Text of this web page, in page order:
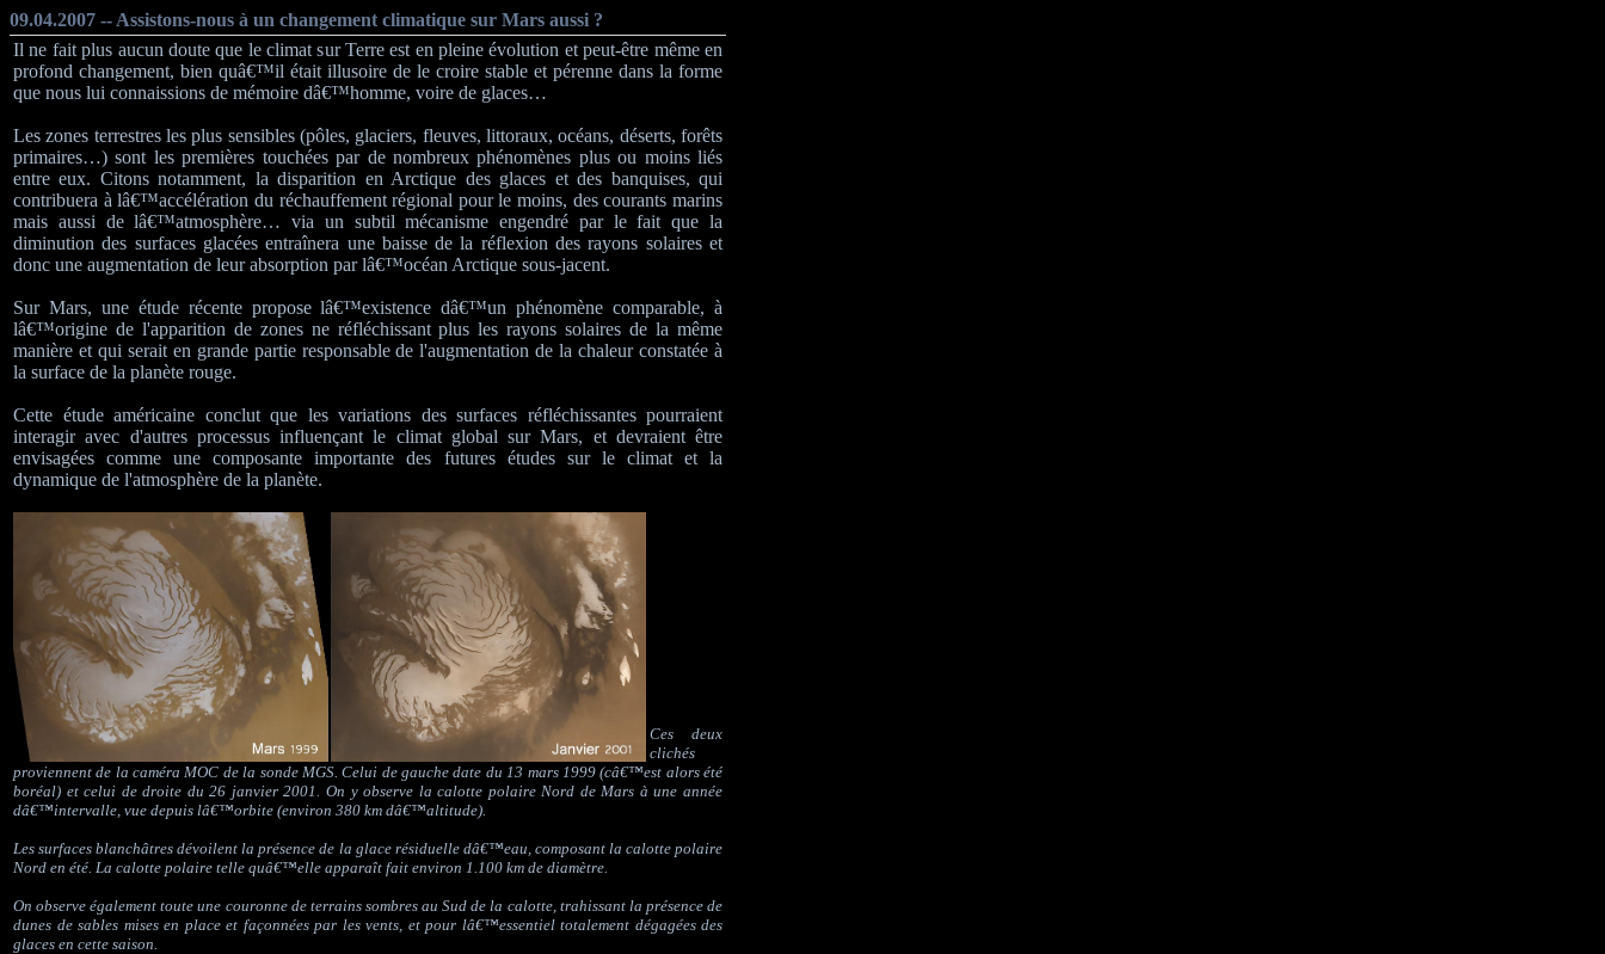
09.04.2007 -- Assistons-nous à un changement climatique sur Mars aussi ?
Il ne fait plus aucun doute que le climat sur Terre est en pleine évolution et peut-être même en
profond changement, bien quâ€™il était illusoire de le croire stable et pérenne dans la forme
que nous lui connaissions de mémoire dâ€™homme, voire de glaces…
Les zones terrestres les plus sensibles (pôles, glaciers, fleuves, littoraux, océans, déserts, forêts
primaires…) sont les premières touchées par de nombreux phénomènes plus ou moins liés
entre eux. Citons notamment, la disparition en Arctique des glaces et des banquises, qui
contribuera à lâ€™accélération du réchauffement régional pour le moins, des courants marins
mais aussi de lâ€™atmosphère… via un subtil mécanisme engendré par le fait que la
diminution des surfaces glacées entraînera une baisse de la réflexion des rayons solaires et
donc une augmentation de leur absorption par lâ€™océan Arctique sous-jacent.
Sur Mars, une étude récente propose lâ€™existence dâ€™un phénomène comparable, à
lâ€™origine de l'apparition de zones ne réfléchissant plus les rayons solaires de la même
manière et qui serait en grande partie responsable de l'augmentation de la chaleur constatée à
la surface de la planète rouge.
Cette étude américaine conclut que les variations des surfaces réfléchissantes pourraient
interagir avec d'autres processus influençant le climat global sur Mars, et devraient être
envisagées comme une composante importante des futures études sur le climat et la
dynamique de l'atmosphère de la planète.
Ces deux
clichés
proviennent de la caméra MOC de la sonde MGS. Celui de gauche date du 13 mars 1999 (câ€™est alors été
boréal) et celui de droite du 26 janvier 2001. On y observe la calotte polaire Nord de Mars à une année
dâ€™intervalle, vue depuis lâ€™orbite (environ 380 km dâ€™altitude).
Les surfaces blanchâtres dévoilent la présence de la glace résiduelle dâ€™eau, composant la calotte polaire
Nord en été. La calotte polaire telle quâ€™elle apparaît fait environ 1.100 km de diamètre.
On observe également toute une couronne de terrains sombres au Sud de la calotte, trahissant la présence de
dunes de sables mises en place et façonnées par les vents, et pour lâ€™essentiel totalement dégagées des
glaces en cette saison.